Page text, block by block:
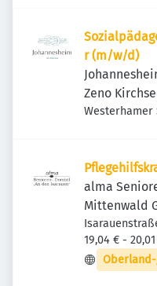
r (m/w/d)
Zeno
Westerhamer
alma
Mittenwald
Deutschland
19,04 € -
Oberland-